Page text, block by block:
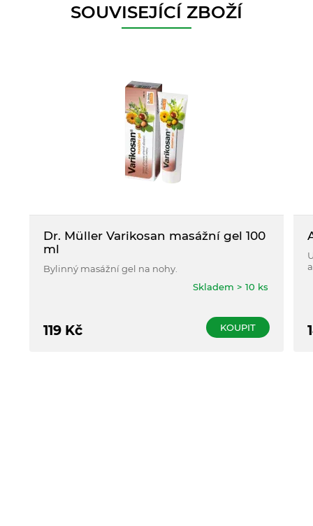
SOUVISEJÍCÍ ZBOŽÍ
Dr. Müller Varikosan masážní gel 100
ml
Bylinný masážní gel na nohy.
Skladem > 10 ks
119 Kč KOUPIT